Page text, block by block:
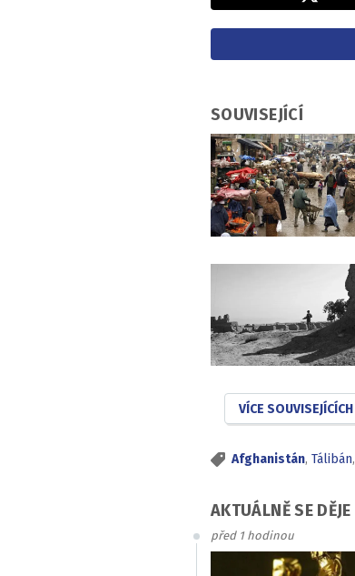
SOUVISEJÍCÍ
VÍCE SOUVISEJÍCÍCH
Afghanistán, Tálibán,
AKTUÁLNĚ SE DĚJE
před 1 hodinou